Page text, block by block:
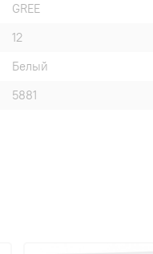
GREE
12
Белый
5881